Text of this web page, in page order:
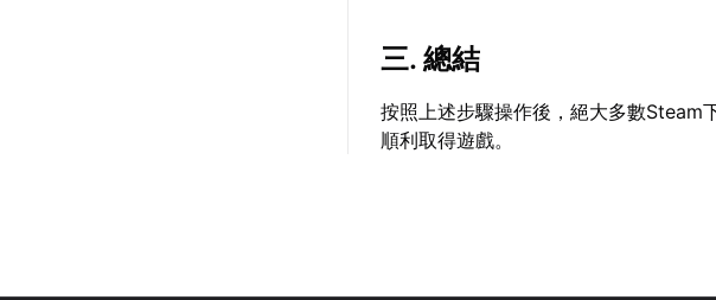
三. 總結
按照上述步驟操作後，絕大多數Steam
順利取得遊戲。